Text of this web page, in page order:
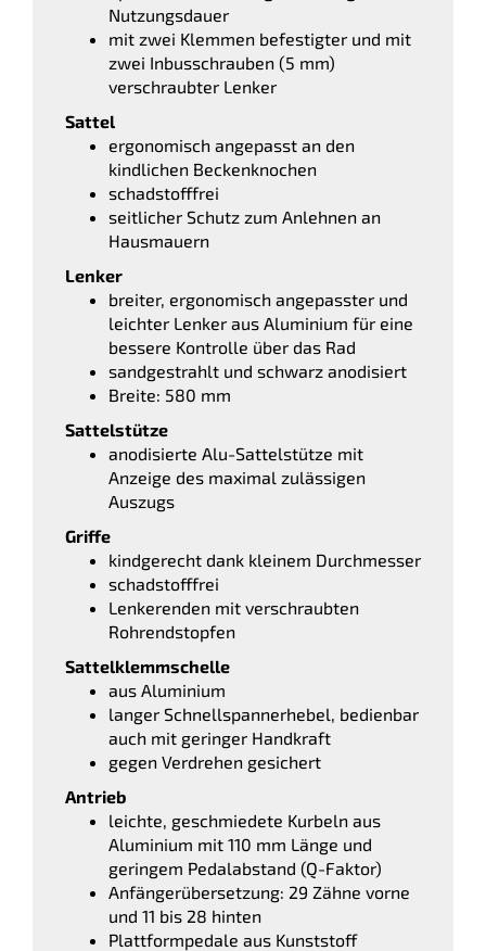
Nutzungsdauer
mit zwei Klemmen befestigter und mit
zwei Inbusschrauben (5 mm)
verschraubter Lenker
Sattel
ergonomisch angepasst an den
kindlichen Beckenknochen
schadstofffrei
seitlicher Schutz zum Anlehnen an
Hausmauern
Lenker
breiter, ergonomisch angepasster und
leichter Lenker aus Aluminium für eine
bessere Kontrolle über das Rad
sandgestrahlt und schwarz anodisiert
Breite: 580 mm
Sattelstütze
anodisierte Alu-Sattelstütze mit
Anzeige des maximal zulässigen
Auszugs
Griffe
kindgerecht dank kleinem Durchmesser
schadstofffrei
Lenkerenden mit verschraubten
Rohrendstopfen
Sattelklemmschelle
aus Aluminium
langer Schnellspannerhebel, bedienbar
auch mit geringer Handkraft
gegen Verdrehen gesichert
Antrieb
leichte, geschmiedete Kurbeln aus
Aluminium mit 110 mm Länge und
geringem Pedalabstand (Q-Faktor)
Anfängerübersetzung: 29 Zähne vorne
und 11 bis 28 hinten
Plattformpedale aus Kunststoff